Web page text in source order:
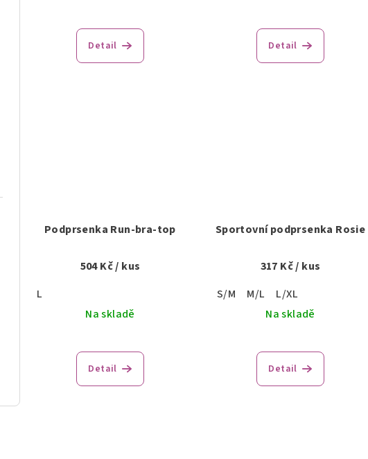
Detail Detail
Podprsenka Run-bra-top
504 Kč/ kus
L
Na skladě
Detail
Sportovní podprsenka Rosie
317 Kč/ kus
S/M
M/L
L/XL
Na skladě
Detail